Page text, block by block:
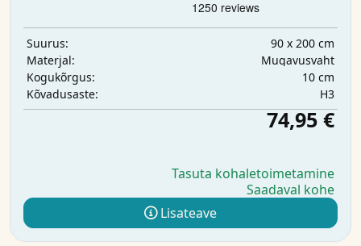
Suurus:
90 x 200 cm
Materjal:
Mugavusvaht
Kogukõrgus:
10 cm
Kõvadusaste:
H3
74,95 €
Tasuta kohaletoimetamine
Saadaval kohe
Lisateave